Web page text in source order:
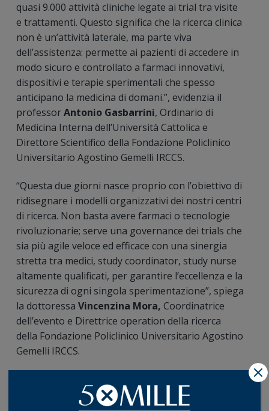
quasi 9.000 attività cliniche legate ai trial tra visite
e trattamenti. Questo significa che la ricerca clinica
non è un’attività laterale, ma parte viva
dell’assistenza: permette ai pazienti di accedere in
modo sicuro e controllato a farmaci innovativi,
dispositivi e terapie sperimentali che spesso
anticipano la medicina di domani.”, evidenzia il
professorAntonio Gasbarrini, Ordinario di
Medicina Interna dell’Università Cattolica e
Direttore Scientifico della Fondazione Policlinico
Universitario Agostino Gemelli IRCCS.
“Questa due giorni nasce proprio con l’obiettivo di
ridisegnare i modelli organizzativi dei nostri centri
di ricerca. Non basta avere farmaci o tecnologie
rivoluzionarie; serve una governance dei trials che
sia più agile veloce ed efficace con una sinergia
stretta tra medici, study coordinator, study nurse
altamente qualificati, per garantire l’eccellenza e la
sicurezza di ogni singola sperimentazione”, spiega
la dottoressa Vincenzina Mora, Coordinatrice
dell’evento e Direttrice operation della ricerca
della Fondazione Policlinico Universitario Agostino
Gemelli IRCCS.
https://clinicaltrialsday.it/
X